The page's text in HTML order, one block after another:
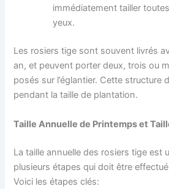
immédiatement tailler
yeux.
Les rosiers tige sont souvent livrés
an, et peuvent porter deux, trois ou
posés sur l’églantier. Cette structure
pendant la taille de plantation.
Taille Annuelle de Printemps et
La taille annuelle des rosiers tige est
plusieurs étapes qui doit être
Voici les étapes clés: